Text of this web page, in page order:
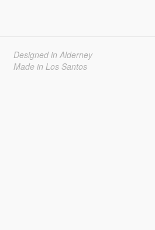
Designed in Alderney
Made in Los Santos